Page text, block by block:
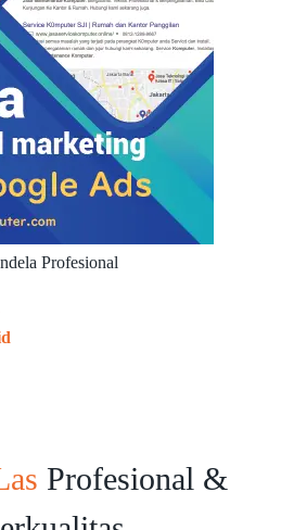
Profesional
Profesional &